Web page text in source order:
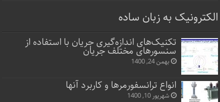
الکترونیک به زبان ساده
تکنیک‌های اندازه‌گیری جریان با استفاده از
سنسورهای مختلف جریان
بهمن 24, 1400
انواع ترانسفورمرها و کاربرد آنها
شهریور 10, 1400